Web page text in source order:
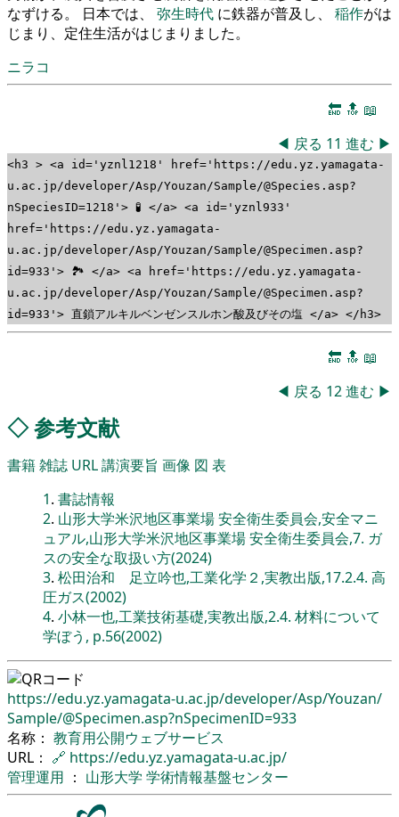
なずける。 日本では、 弥生時代 に鉄器が普及し、 稲作がは
じまり、定住生活がはじまりました。
ニラコ
🔚 🔝 📖
◀ 戻る 11 進む ▶
<h3 > <a id='yznl1218' href='https://edu.yz.yamagata-
u.ac.jp/developer/Asp/Youzan/Sample/@Species.asp?
nSpeciesID=1218'> 🧪 </a> <a id='yznl933'
href='https://edu.yz.yamagata-
u.ac.jp/developer/Asp/Youzan/Sample/@Specimen.asp?
id=933'> 🏞 </a> <a href='https://edu.yz.yamagata-
u.ac.jp/developer/Asp/Youzan/Sample/@Specimen.asp?
id=933'> 直鎖アルキルベンゼンスルホン酸及びその塩 </a> </h3>
🔚 🔝 📖
◀ 戻る 12進む ▶
◇参考文献
書籍雑誌 URL講演要旨 画像 図 表
1. 書誌情報
2. 山形大学米沢地区事業場 安全衛生委員会,安全マニ
ュアル,山形大学米沢地区事業場 安全衛生委員会,7. ガ
スの安全な取扱い方(2024)
3. 松田治和 足立吟也,工業化学２,実教出版,17.2.4. 高
圧ガス(2002)
4. 小林一也,工業技術基礎,実教出版,2.4. 材料について
学ぼう, p.56(2002)
https://edu.yz.yamagata-u.ac.jp/developer/Asp/Youzan/
Sample/@Specimen.asp?nSpecimenID=933
名称： 教育用公開ウェブサービス
URL： 🔗 https://edu.yz.yamagata-u.ac.jp/
管理運用 ： 山形大学 学術情報基盤センター